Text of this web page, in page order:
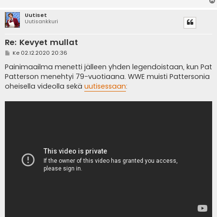
Uutiset
Uutisankkuri
Re: Kevyet mullat
V
e
s
t
i
Ke 02.12.2020 20:36
Painimaailma menetti jälleen yhden legendoistaan, kun Pat
Patterson menehtyi 79-vuotiaana. WWE muisti Pattersonia
oheisella videolla sekä uutisessaan: